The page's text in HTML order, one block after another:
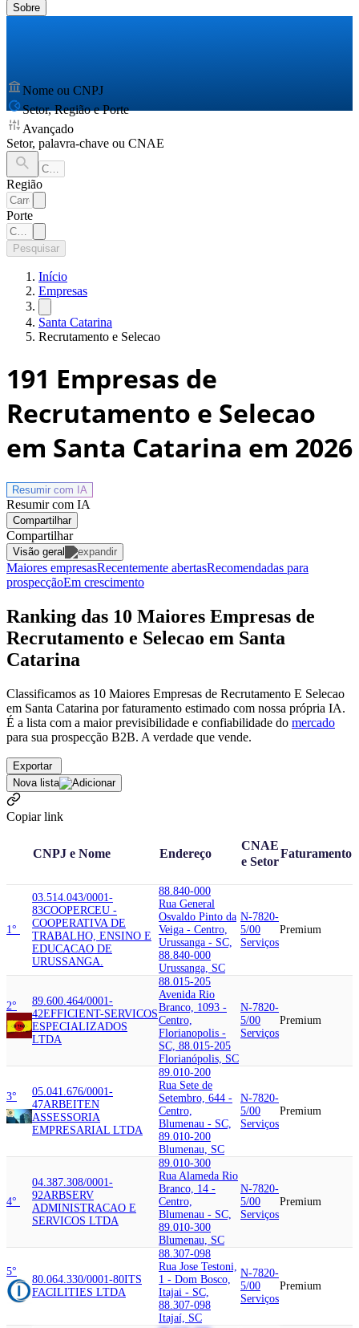
Sobre
Nome ou CNPJ
Setor, Região e Porte
Avançado
Setor, palavra-chave ou CNAE
Região
Porte
Pesquisar
Início
Empresas
Santa Catarina
Recrutamento e Selecao
191 Empresas de
Recrutamento e Selecao
em Santa Catarina em 2026
Resumir com IA
Resumir com IA
Compartilhar
Compartilhar
Visão geral
Maiores empresasRecentemente abertasRecomendadas para
prospecçãoEm crescimento
Ranking das 10 Maiores Empresas de
Recrutamento e Selecao em Santa
Catarina
Classificamos as 10 Maiores Empresas de Recrutamento E Selecao
em Santa Catarina por faturamento estimado com nossa própria IA.
É a lista com a maior previsibilidade e confiabilidade do mercado
para sua prospecção B2B. A verdade que vende.
Exportar
Nova lista
Copiar link
CNPJ e Nome Endereço
CNAE
e Setor
Faturamento
1°
03.514.043/0001-
83COOPERCEU -
COOPERATIVA DE
TRABALHO, ENSINO E
EDUCACAO DE
URUSSANGA.
88.840-000
Rua General
Osvaldo Pinto da
Veiga - Centro,
Urussanga - SC,
88.840-000
Urussanga, SC
N-7820-
5/00
Serviços
Premium
2°
89.600.464/0001-
42EFFICIENT-SERVICOS
ESPECIALIZADOS
LTDA
88.015-205
Avenida Rio
Branco, 1093 -
Centro,
Florianopolis -
SC, 88.015-205
Florianópolis, SC
N-7820-
5/00
Serviços
Premium
3°
05.041.676/0001-
47ARBEITEN
ASSESSORIA
EMPRESARIAL LTDA
89.010-200
Rua Sete de
Setembro, 644 -
Centro,
Blumenau - SC,
89.010-200
Blumenau, SC
N-7820-
5/00
Serviços
Premium
4°
04.387.308/0001-
92ARBSERV
ADMINISTRACAO E
SERVICOS LTDA
89.010-300
Rua Alameda Rio
Branco, 14 -
Centro,
Blumenau - SC,
89.010-300
Blumenau, SC
N-7820-
5/00
Serviços
Premium
5°
80.064.330/0001-80ITS
FACILITIES LTDA
88.307-098
Rua Jose Testoni,
1 - Dom Bosco,
Itajai - SC,
88.307-098
Itajaí, SC
N-7820-
5/00
Serviços
Premium